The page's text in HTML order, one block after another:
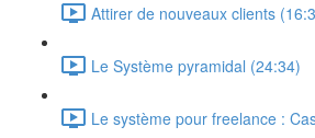
Attirer de nouveaux clients
Le Système pyramidal (24:34)
Le système pour freelance :